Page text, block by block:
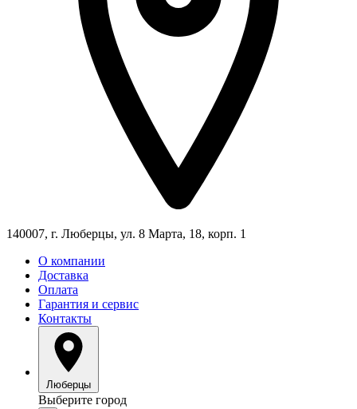
140007, г. Люберцы, ул. 8 Марта, 18, корп. 1
О компании
Доставка
Оплата
Гарантия и сервис
Контакты
Люберцы
Выберите город